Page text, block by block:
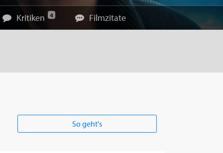
Kritiken 4 Filmzitate
So geht's